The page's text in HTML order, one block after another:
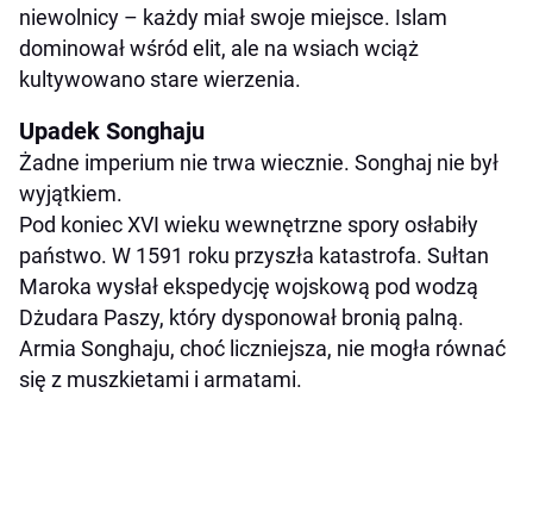
niewolnicy – każdy miał swoje miejsce. Islam
dominował wśród elit, ale na wsiach wciąż
kultywowano stare wierzenia.
Upadek Songhaju
Żadne imperium nie trwa wiecznie. Songhaj nie był
wyjątkiem.
Pod koniec XVI wieku wewnętrzne spory osłabiły
państwo. W 1591 roku przyszła katastrofa. Sułtan
Maroka wysłał ekspedycję wojskową pod wodzą
Dżudara Paszy, który dysponował bronią palną.
Armia Songhaju, choć liczniejsza, nie mogła równać
się z muszkietami i armatami.